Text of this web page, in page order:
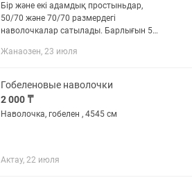
Бір және екі адамдық простыньдар,
50/70 және 70/70 размердегі
наволочкалар сатылады. Барлығын 5
Алып кетуге дайындап қойдым.
Жанаозен, 23 июля
Гобеленовые наволочки
2 000 ₸
Наволочка, гобелен , 4545 см
Актау, 22 июля